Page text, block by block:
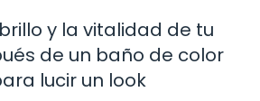
y la vitalidad de tu
de un baño de color
lucir un look